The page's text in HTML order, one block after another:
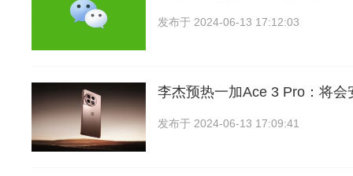
发布于 2024-06-13 17:12:03
李杰预热一加Ace 3 Pro：将会
发布于 2024-06-13 17:09:41